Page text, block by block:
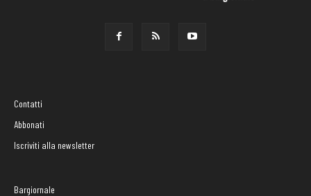
Contatti
Abbonati
Iscriviti alla newsletter
Bargiornale